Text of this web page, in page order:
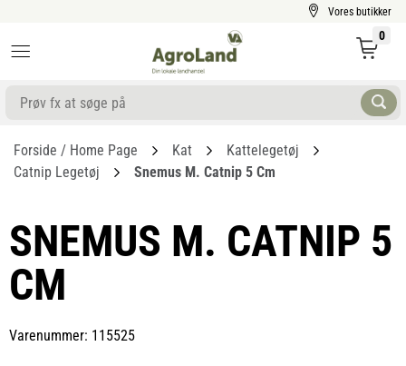
Vores butikker
0
Forside / Home Page Kat
Kattelegetøj
Catnip Legetøj
Snemus M. Catnip 5 Cm
SNEMUS M. CATNIP 5
CM
Varenummer: 115525